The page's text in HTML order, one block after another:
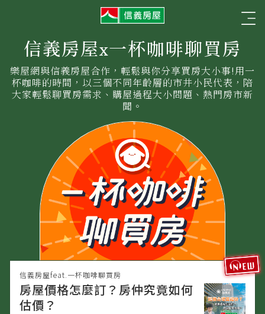
屋
信義房屋x一杯咖啡聊買房
樂屋網與信義房屋合作，輕鬆與你分享買房大小事!用一
杯咖啡的時間，以三個不同年齡層的市井小民代表，陪
大家輕鬆聊買房需求、購屋過程大小問題、熱門房市新
聞。
信義房屋feat.一杯咖啡聊買房
房屋價格怎麼訂？房仲究竟如何
估價？